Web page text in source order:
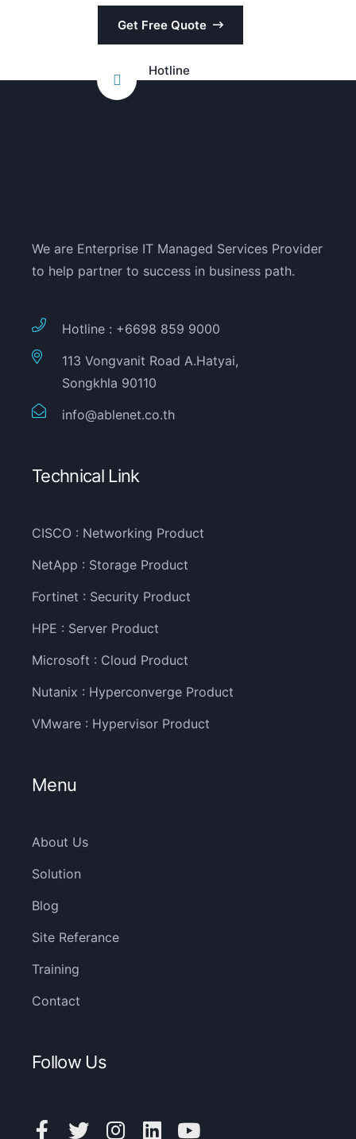
Get Free Quote
Hotline
We are Enterprise IT Managed Services Provider
to help partner to success in business path.
Hotline : +6698 859 9000
113 Vongvanit Road A.Hatyai,
Songkhla 90110
info@ablenet.co.th
Technical Link
CISCO : Networking Product
NetApp : Storage Product
Fortinet : Security Product
HPE : Server Product
Microsoft : Cloud Product
Nutanix : Hyperconverge Product
VMware : Hypervisor Product
Menu
About Us
Solution
Blog
Site Referance
Training
Contact
Follow Us